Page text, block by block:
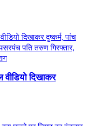
वीडियो दिखाकर